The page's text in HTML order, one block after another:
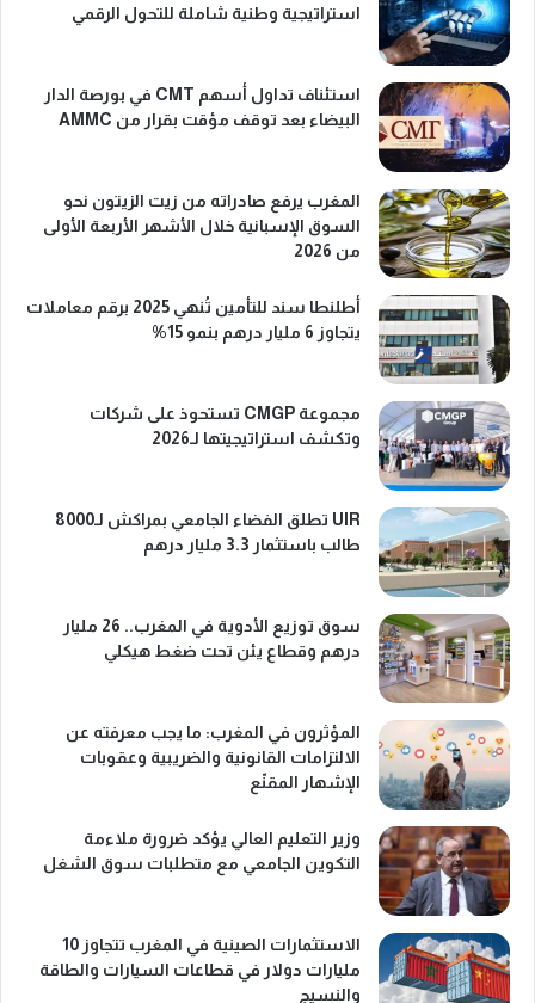
استراتيجية وطنية شاملة للتحول الرقمي
استئناف تداول أسهم CMT في بورصة الدار
البيضاء بعد توقف مؤقت بقرار من AMMC
المغرب يرفع صادراته من زيت الزيتون نحو
السوق الإسبانية خلال الأشهر الأربعة الأولى
من 2026
أطلنطا سند للتأمين تُنهي 2025 برقم معاملات
يتجاوز 6 مليار درهم بنمو 15%
مجموعة CMGP تستحوذ على شركات
وتكشف استراتيجيتها لـ2026
UIR تطلق الفضاء الجامعي بمراكش لـ8000
طالب باستثمار 3.3 مليار درهم
سوق توزيع الأدوية في المغرب.. 26 مليار
درهم وقطاع يئن تحت ضغط هيكلي
المؤثرون في المغرب: ما يجب معرفته عن
الالتزامات القانونية والضريبية وعقوبات
الإشهار المقنّع
وزير التعليم العالي يؤكد ضرورة ملاءمة
التكوين الجامعي مع متطلبات سوق الشغل
الاستثمارات الصينية في المغرب تتجاوز 10
مليارات دولار في قطاعات السيارات والطاقة
والنسيج